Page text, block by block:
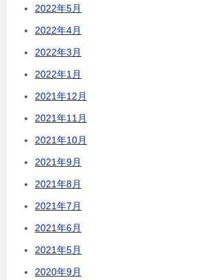
2022年5月
2022年4月
2022年3月
2022年1月
2021年12月
2021年11月
2021年10月
2021年9月
2021年8月
2021年7月
2021年6月
2021年5月
2020年9月